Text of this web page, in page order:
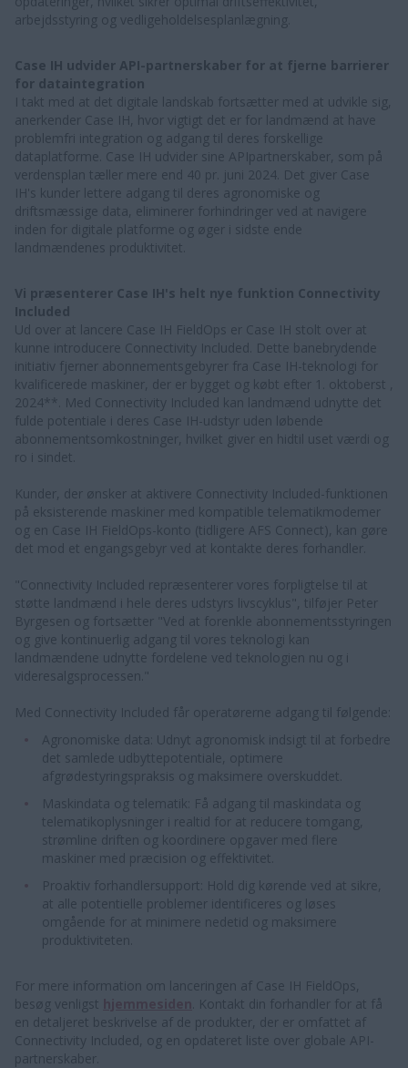
arbejdsstyring og vedligeholdelsesplanlægning.
Case IH udvider API-partnerskaber for at fjerne barrierer
for dataintegration
I takt med at det digitale landskab fortsætter med at udvikle sig,
anerkender Case IH, hvor vigtigt det er for landmænd at have
problemfri integration og adgang til deres forskellige
dataplatforme. Case IH udvider sine APIpartnerskaber, som på
verdensplan tæller mere end 40 pr. juni 2024. Det giver Case
IH's kunder lettere adgang til deres agronomiske og
driftsmæssige data, eliminerer forhindringer ved at navigere
inden for digitale platforme og øger i sidste ende
landmændenes produktivitet.
Vi præsenterer Case IH's helt nye funktion Connectivity
Included
Ud over at lancere Case IH FieldOps er Case IH stolt over at
kunne introducere Connectivity Included. Dette banebrydende
initiativ fjerner abonnementsgebyrer fra Case IH-teknologi for
kvalificerede maskiner, der er bygget og købt efter 1. oktoberst ,
2024**. Med Connectivity Included kan landmænd udnytte det
fulde potentiale i deres Case IH-udstyr uden løbende
abonnementsomkostninger, hvilket giver en hidtil uset værdi og
ro i sindet.
Kunder, der ønsker at aktivere Connectivity Included-funktionen
på eksisterende maskiner med kompatible telematikmodemer
og en Case IH FieldOps-konto (tidligere AFS Connect), kan gøre
det mod et engangsgebyr ved at kontakte deres forhandler.
"Connectivity Included repræsenterer vores forpligtelse til at
støtte landmænd i hele deres udstyrs livscyklus", tilføjer Peter
Byrgesen og fortsætter "Ved at forenkle abonnementsstyringen
og give kontinuerlig adgang til vores teknologi kan
landmændene udnytte fordelene ved teknologien nu og i
videresalgsprocessen."
Med Connectivity Included får operatørerne adgang til følgende:
Agronomiske data: Udnyt agronomisk indsigt til at forbedre
det samlede udbyttepotentiale, optimere
afgrødestyringspraksis og maksimere overskuddet.
Maskindata og telematik: Få adgang til maskindata og
telematikoplysninger i realtid for at reducere tomgang,
strømline driften og koordinere opgaver med flere
maskiner med præcision og effektivitet.
Proaktiv forhandlersupport: Hold dig kørende ved at sikre,
at alle potentielle problemer identificeres og løses
omgående for at minimere nedetid og maksimere
produktiviteten.
For mere information om lanceringen af Case IH FieldOps,
besøg venligst
. Kontakt din forhandler for at få
en detaljeret beskrivelse af de produkter, der er omfattet af
Connectivity Included, og en opdateret liste over globale API-
partnerskaber.